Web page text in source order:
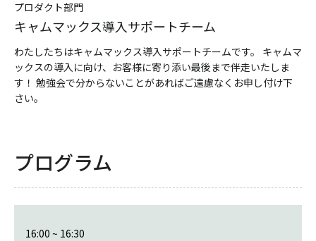
プロダクト部門
キャムマックス導入サポートチーム
わたしたちはキャムマックス導入サポートチームです。 キャムマ
ックスの導入に向け、お客様に寄り添い最後まで伴走いたしま
す！ 勉強会で分からないことがあればご遠慮なくお申し付け下
さい。
プログラム
16:00 ~ 16:30